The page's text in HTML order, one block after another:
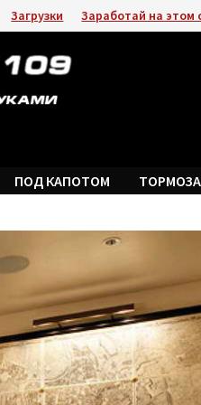
Загрузки Заработай на этом
ПОД КАПОТОМ ТОРМОЗА